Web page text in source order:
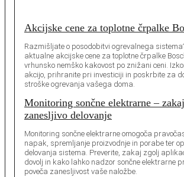
Akcijske cene za toplotne črpalke
Razmišljate o posodobitvi ogrevalnega
aktualne akcijske cene za toplotne črpalke
vrhunsko nemško kakovost po znižani ceni.
akcijo, prihranite pri investiciji in poskrbite za
stroške ogrevanja vašega doma.
Monitoring sončne elektrarne –
zanesljivo delovanje
Monitoring sončne elektrarne omogoča
napak, spremljanje proizvodnje in porabe ter
delovanja sistema. Preverite, zakaj zgolj
dovolj in kako lahko nadzor sončne elektrarne
poveča zanesljivost vaše naložbe.